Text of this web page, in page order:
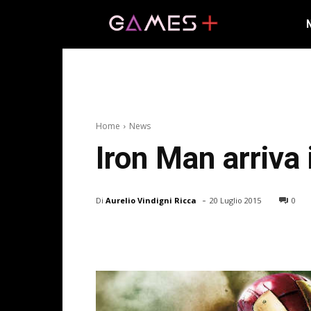
Home News
Iron Man arriva
Di Aurelio Vindigni Ricca - 20 Luglio 2015 0